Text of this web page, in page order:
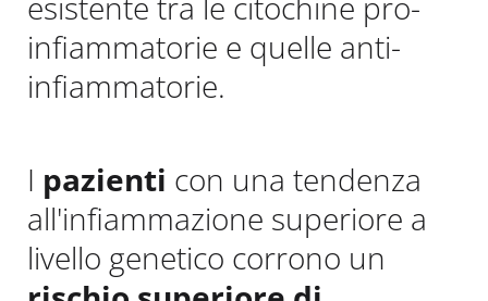
infiammatorie e quelle anti-
infiammatorie.
I pazienti con una tendenza
all'infiammazione superiore a
livello genetico corrono un